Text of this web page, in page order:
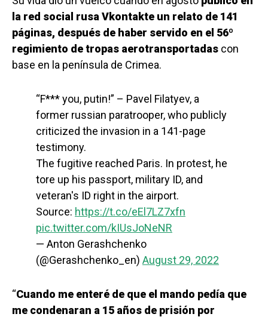
la red social rusa Vkontakte un relato de 141
páginas, después de haber servido en el 56º
regimiento de tropas aerotransportadas con
base en la península de Crimea.
“F*** you, putin!” – Pavel Filatyev, a
former russian paratrooper, who publicly
criticized the invasion in a 141-page
testimony.
The fugitive reached Paris. In protest, he
tore up his passport, military ID, and
veteran's ID right in the airport.
Source: https://t.co/eEl7LZ7xfn
pic.twitter.com/kIUsJoNeNR
— Anton Gerashchenko
(@Gerashchenko_en) August 29, 2022
“Cuando me enteré de que el mando pedía que
me condenaran a 15 años de prisión por